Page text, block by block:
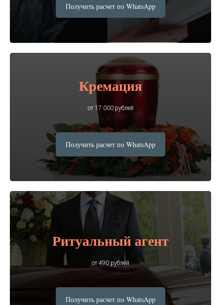
Получить расчет по WhatsApp
Кремация
от 17 000 рублей
Получить расчет по WhatsApp
Ритуальный агент
от 490 рублей
Получить расчет по WhatsApp